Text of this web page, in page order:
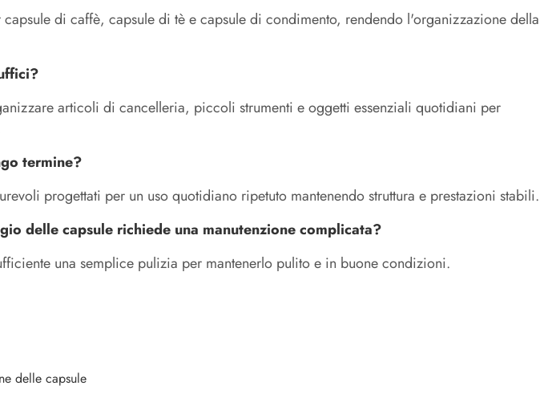
di caffè, capsule di tè e capsule di condimento, rendendo l'organizzazione della
articoli di cancelleria, piccoli strumenti e oggetti essenziali quotidiani per
termine?
progettati per un uso quotidiano ripetuto mantenendo struttura e prestazioni stabili.
delle capsule richiede una manutenzione complicata?
una semplice pulizia per mantenerlo pulito e in buone condizioni.
delle capsule